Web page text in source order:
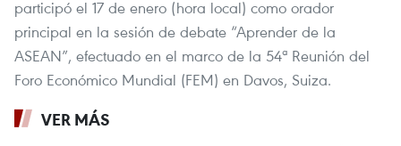
participó el 17 de enero (hora local) como orador
principal en la sesión de debate “Aprender de la
ASEAN”, efectuado en el marco de la 54ª Reunión del
Foro Económico Mundial (FEM) en Davos, Suiza.
VER MÁS